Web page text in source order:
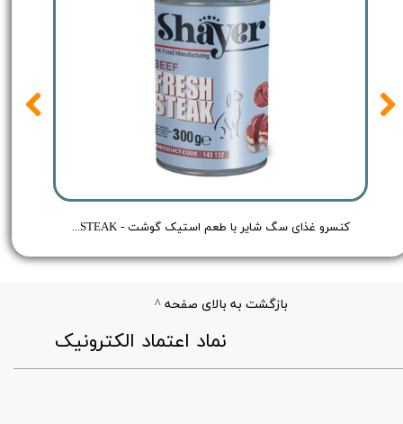
کنسرو غذای سگ شایر با طعم استیک گوشت - Shayer BEEF FRESH STEAK - وزن 300 گرم
بازگشت به بالای صفحه ^
​نماد اعتماد الکترونیک